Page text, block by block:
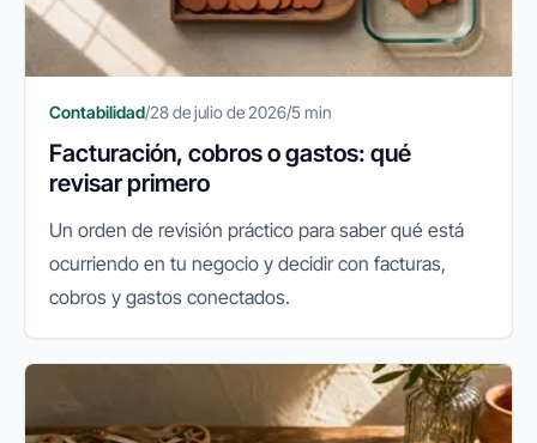
Contabilidad/28 de julio de 2026/5 min
Facturación, cobros o gastos: qué
revisar primero
Un orden de revisión práctico para saber qué está
ocurriendo en tu negocio y decidir con facturas,
cobros y gastos conectados.